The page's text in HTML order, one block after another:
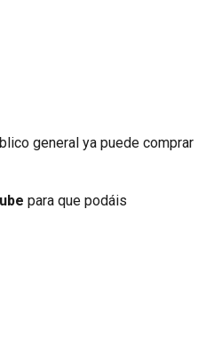
general ya puede comprar
para que podáis